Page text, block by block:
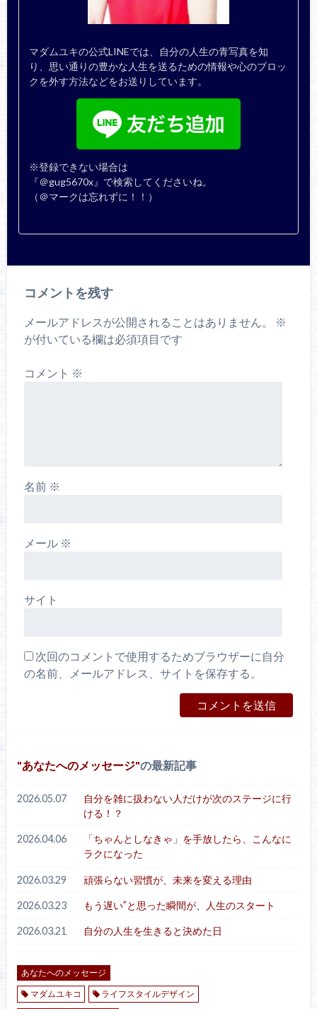
マダムユキの公式LINEでは、自分の人生の青写真を知
り、思い通りの豊かな人生を送るための情報や心のブロッ
クを外す方法などをお送りしています。
※登録できない場合は
『＠gug5670x』で検索してくださいね。
（＠マークは忘れずに！！）
コメントを残す
メールアドレスが公開されることはありません。
※
が付いている欄は必須項目です
コメント ※
名前 ※
メール ※
サイト
次回のコメントで使用するためブラウザーに自分
の名前、メールアドレス、サイトを保存する。
あなたへのメッセージ の最新記事
2026.05.07
自分を雑に扱わない人だけが次のステージに行
ける！？
2026.04.06
「ちゃんとしなきゃ」を手放したら、こんなに
ラクになった
2026.03.29 頑張らない習慣が、未来を変える理由
2026.03.23 もう遅い”と思った瞬間が、人生のスタート
2026.03.21 自分の人生を生きると決めた日
あなたへのメッセージ
マダムユキコ
ライフスタイルデザイン